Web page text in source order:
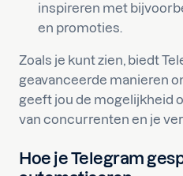
inspireren met
en promoties.
Zoals je kunt zien, biedt
geavanceerde manieren
geeft jou de mogelijkheid
van concurrenten en je
Hoe je Telegram